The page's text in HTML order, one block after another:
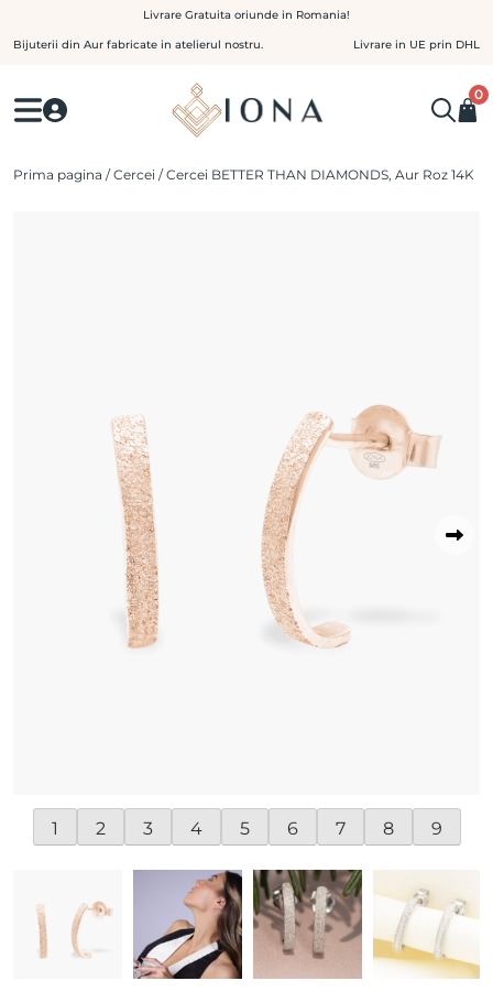
to
Livrare Gratuita oriunde in Romania!
Bijuterii din Aur fabricate in atelierul nostru. Livrare in UE prin DHL
0
Prima pagina /Cercei / Cercei BETTER THAN DIAMONDS, Aur Roz 14K
1 2 3 4 5 6 7 8 9